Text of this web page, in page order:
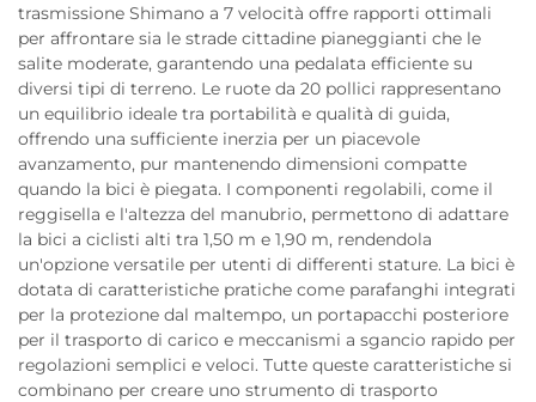
trasmissione Shimano a 7 velocità offre rapporti ottimali
per affrontare sia le strade cittadine pianeggianti che le
salite moderate, garantendo una pedalata efficiente su
diversi tipi di terreno. Le ruote da 20 pollici rappresentano
un equilibrio ideale tra portabilità e qualità di guida,
offrendo una sufficiente inerzia per un piacevole
avanzamento, pur mantenendo dimensioni compatte
quando la bici è piegata. I componenti regolabili, come il
reggisella e l'altezza del manubrio, permettono di adattare
la bici a ciclisti alti tra 1,50 m e 1,90 m, rendendola
un'opzione versatile per utenti di differenti stature. La bici è
dotata di caratteristiche pratiche come parafanghi integrati
per la protezione dal maltempo, un portapacchi posteriore
per il trasporto di carico e meccanismi a sgancio rapido per
regolazioni semplici e veloci. Tutte queste caratteristiche si
combinano per creare uno strumento di trasporto